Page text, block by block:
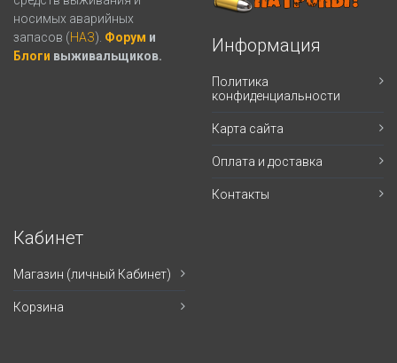
носимых аварийных
запасов (НАЗ). Форум и
Блоги выживальщиков.
Информация
Политика
конфиденциальности
Карта сайта
Оплата и доставка
Контакты
Кабинет
Магазин (личный Кабинет)
Корзина